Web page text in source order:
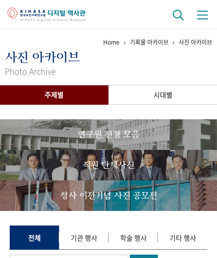
걸어온 길 기관 변천사
간행물 변천사
기록물 아카이브
사진 아카이브 문서 기록물 행정박물 영상 기록물
50+1 주년 기념
성과 50선 숫자로 보는 50년
세계와 함께 한 KIHASA
Home 기록물 아카이브 사진 아카이브
사진 아카이브
Photo Archive
주제별 시대별
연구원 전경 모음
직원 단체사진
청사 이전기념 사진 공모전
전체 기관 행사 학술 행사 기타 행사